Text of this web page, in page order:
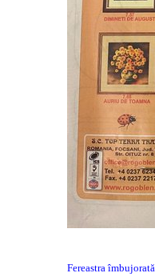
Fereastra îmbujorată